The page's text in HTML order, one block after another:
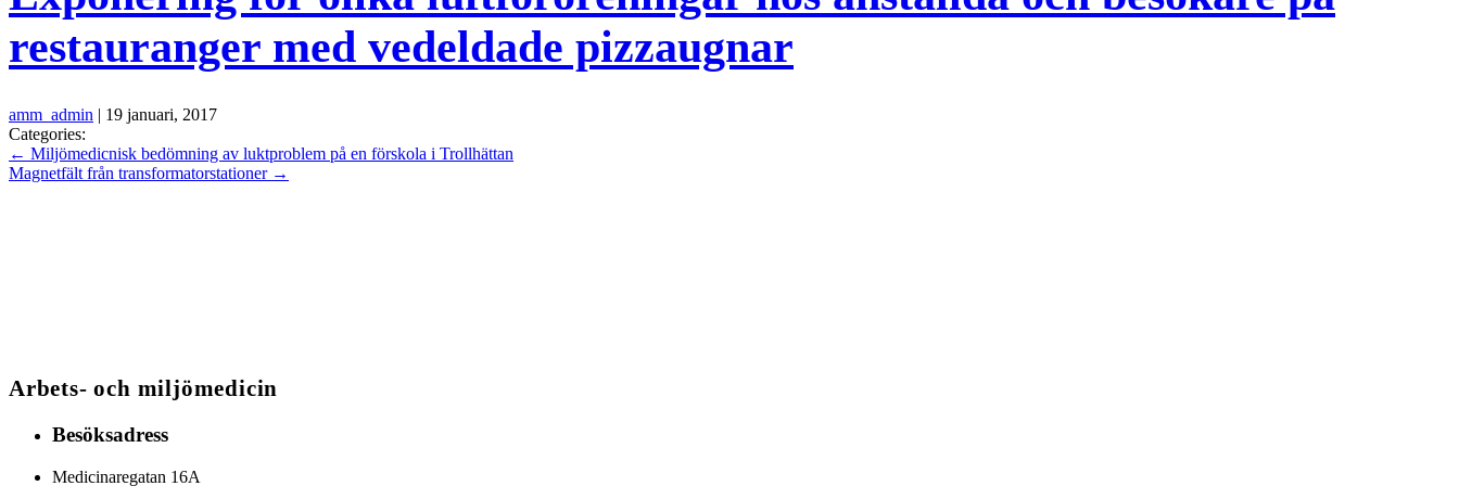
restauranger med vedeldade pizzaugnar
amm_admin | 19 januari, 2017
Categories:
← Miljömedicnisk bedömning av luktproblem på en förskola i Trollhättan
Magnetfält från transformatorstationer →
Arbets- och miljömedicin
Besöksadress
Medicinaregatan 16A